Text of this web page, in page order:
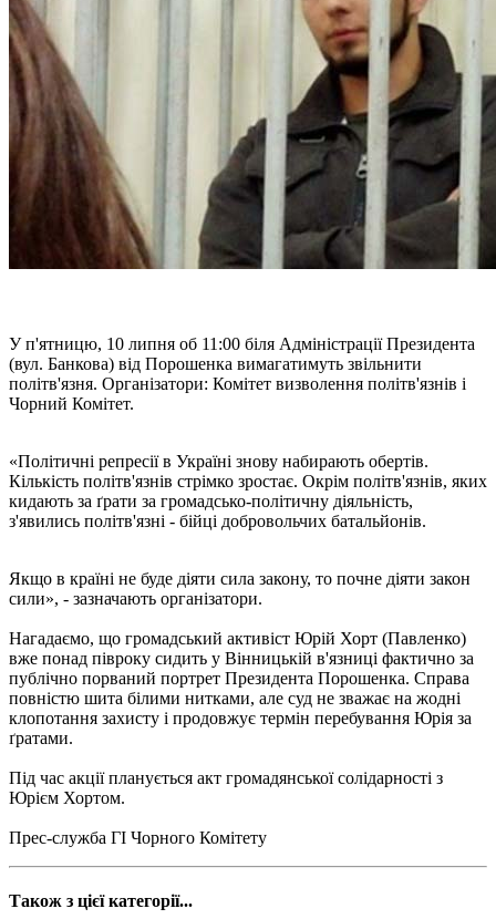
У п'ятницю, 10 липня об 11:00 біля Адміністрації Президента
(вул. Банкова) від Порошенка вимагатимуть звільнити
політв'язня. Організатори: Комітет визволення політв'язнів і
Чорний Комітет.
«Політичні репресії в Україні знову набирають обертів.
Кількість політв'язнів стрімко зростає. Окрім політв'язнів, яких
кидають за ґрати за громадсько-політичну діяльність,
з'явились політв'язні - бійці добровольчих батальйонів.
Якщо в країні не буде діяти сила закону, то почне діяти закон
сили», - зазначають організатори.
Нагадаємо, що громадський активіст Юрій Хорт (Павленко)
вже понад півроку сидить у Вінницькій в'язниці фактично за
публічно порваний портрет Президента Порошенка. Справа
повністю шита білими нитками, але суд не зважає на жодні
клопотання захисту і продовжує термін перебування Юрія за
ґратами.
Під час акції планується акт громадянської солідарності з
Юрієм Хортом.
Прес-служба ГІ Чорного Комітету
Також з цієї категорії...